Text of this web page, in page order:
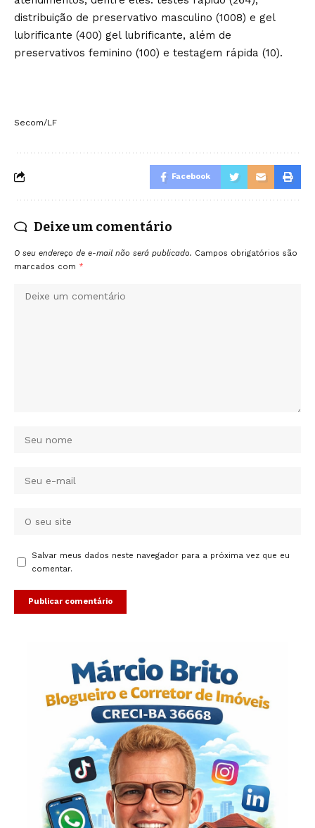
distribuição de preservativo masculino (1008) e gel
lubrificante (400) gel lubrificante, além de
preservativos feminino (100) e testagem rápida (10).
Secom/LF
Facebook
Deixe um comentário
O seu endereço de e-mail não será publicado. Campos obrigatórios são
marcados com *
Salvar meus dados neste navegador para a próxima vez que eu
comentar.